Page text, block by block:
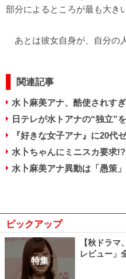
部分によるところが最も大きい
あとは彼女自身が、自分の
関連記事
水卜麻美アナ、酷使されすぎ
日テレが水トアナの“独立”
『好きな女子アナ』に20代
水卜ちゃんにミニスカ要求!?
水卜麻美アナ異動は「愚策」
ピックアップ
特集
【秋ドラ
レビュー」